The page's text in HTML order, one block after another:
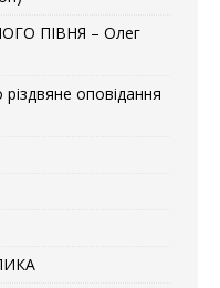
ПІВНЯ – Олег
оповідання